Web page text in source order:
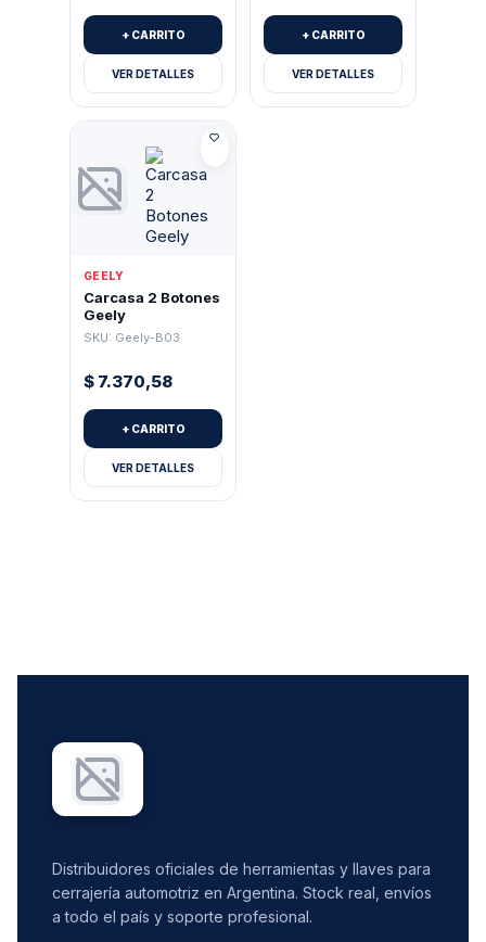
Toyota (135)
Volkswagen
Xhorse
+ CARRITO
VER DETALLES
+ CARRITO
VER DETALLES
GEELY
Carcasa 2 Botones
Geely
SKU: Geely-B03
$ 7.370,58
+ CARRITO
VER DETALLES
Distribuidores oficiales de herramientas y llaves para
cerrajería automotriz en Argentina. Stock real, envíos
a todo el país y soporte profesional.